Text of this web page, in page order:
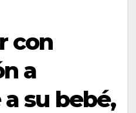
con
a
su bebé,